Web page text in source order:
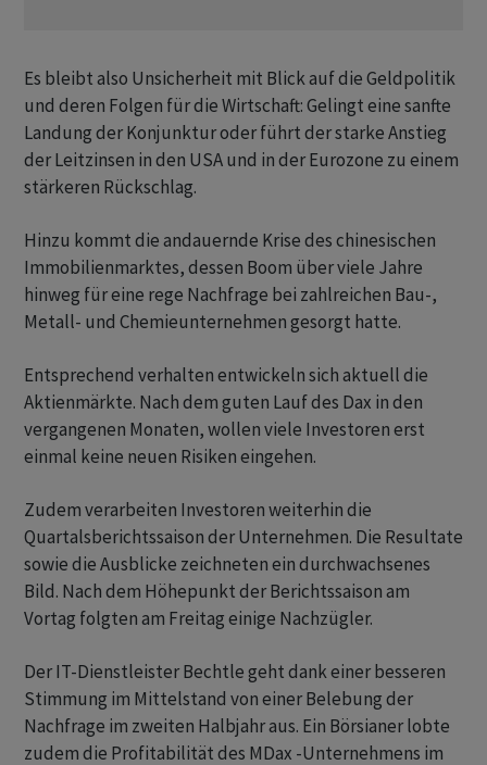
Es bleibt also Unsicherheit mit Blick auf die Geldpolitik
und deren Folgen für die Wirtschaft: Gelingt eine sanfte
Landung der Konjunktur oder führt der starke Anstieg
der Leitzinsen in den USA und in der Eurozone zu einem
stärkeren Rückschlag.
Hinzu kommt die andauernde Krise des chinesischen
Immobilienmarktes, dessen Boom über viele Jahre
hinweg für eine rege Nachfrage bei zahlreichen Bau-,
Metall- und Chemieunternehmen gesorgt hatte.
Entsprechend verhalten entwickeln sich aktuell die
Aktienmärkte. Nach dem guten Lauf des Dax in den
vergangenen Monaten, wollen viele Investoren erst
einmal keine neuen Risiken eingehen.
Zudem verarbeiten Investoren weiterhin die
Quartalsberichtssaison der Unternehmen. Die Resultate
sowie die Ausblicke zeichneten ein durchwachsenes
Bild. Nach dem Höhepunkt der Berichtssaison am
Vortag folgten am Freitag einige Nachzügler.
Der IT-Dienstleister Bechtle geht dank einer besseren
Stimmung im Mittelstand von einer Belebung der
Nachfrage im zweiten Halbjahr aus. Ein Börsianer lobte
zudem die Profitabilität des MDax -Unternehmens im